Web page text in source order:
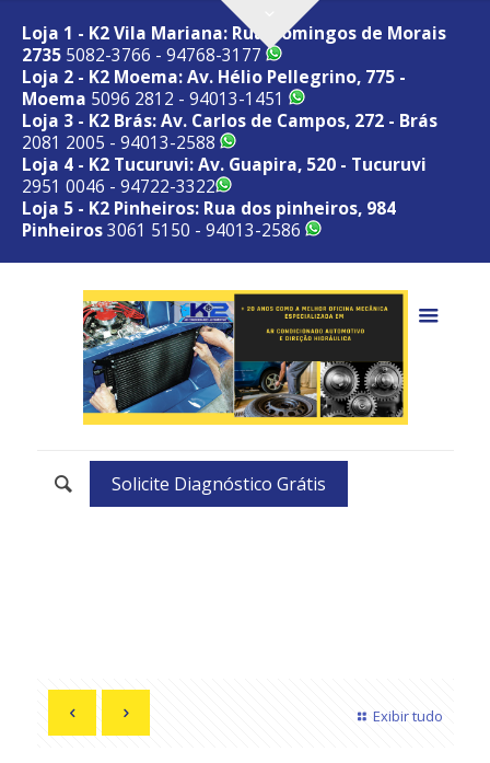
Loja 1 - K2 Vila Mariana: Rua Domingos de Morais
2735 5082-3766 - 94768-3177
Loja 2 - K2 Moema: Av. Hélio Pellegrino, 775 -
Moema 5096 2812 - 94013-1451
Loja 3 - K2 Brás: Av. Carlos de Campos, 272 - Brás
2081 2005 - 94013-2588
Loja 4 - K2 Tucuruvi: Av. Guapira, 520 - Tucuruvi
2951 0046 - 94722-3322
Loja 5 - K2 Pinheiros: Rua dos pinheiros, 984
Pinheiros3061 5150 - 94013-2586
Solicite Diagnóstico Grátis
Exibir tudo